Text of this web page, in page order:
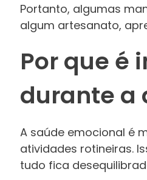
Portanto, algumas
algum artesanato,
Por que é
durante a
A saúde emocional é
atividades rotineiras.
tudo fica